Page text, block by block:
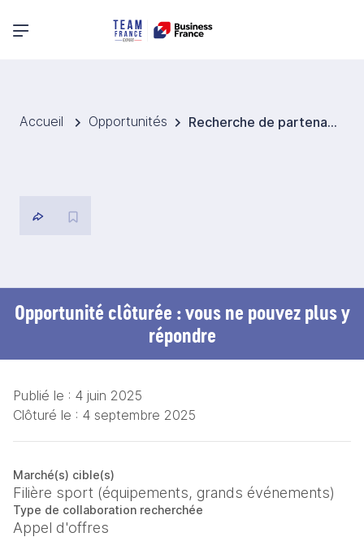
Menu principal
Accueil Opportunités Recherche de partenaires pour l'organisation et le fonctionnement d'un tournoi de tennis en Chine
Opportunité clôturée : vous ne pouvez plus y
répondre
Publié le : 4 juin 2025
Clôturé le : 4 septembre 2025
Marché(s) cible(s)
Filière sport (équipements, grands événements)
Type de collaboration recherchée
Appel d'offres